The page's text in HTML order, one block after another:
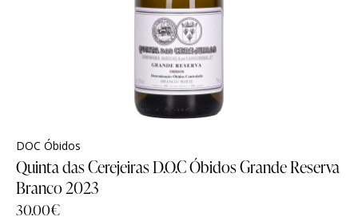
DOC Óbidos
Quinta das Cerejeiras D.O.C Óbidos Grande Reserva
Branco 2023
30.00€